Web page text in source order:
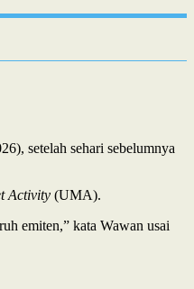
setelah sehari sebelumnya
Activity (UMA).
emiten,” kata Wawan usai